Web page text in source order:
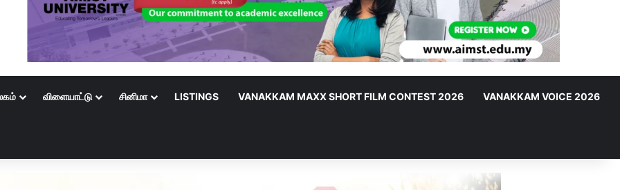
விளையாட்டு சினிமா LISTINGS VANAKKAM MAXX SHORT FILM CONTEST 2026 VANAKKAM VOICE 2026